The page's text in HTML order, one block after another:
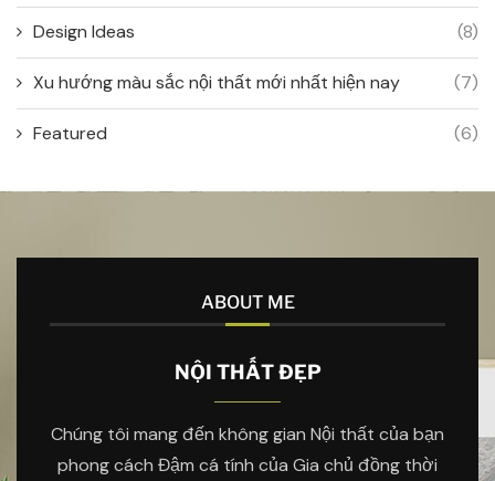
Design Ideas (8)
Xu hướng màu sắc nội thất mới nhất hiện nay (7)
Featured (6)
ABOUT ME
NỘI THẤT ĐẸP
Chúng tôi mang đến không gian Nội thất của bạn
phong cách Đậm cá tính của Gia chủ đồng thời